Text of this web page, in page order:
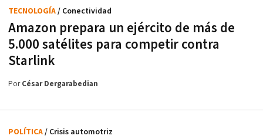
Amazon prepara un ejército de más de
5.000 satélites para competir contra
Starlink
TECNOLOGÍA/ Conectividad
PorCésar Dergarabedian
POLÍTICA/ Crisis automotriz